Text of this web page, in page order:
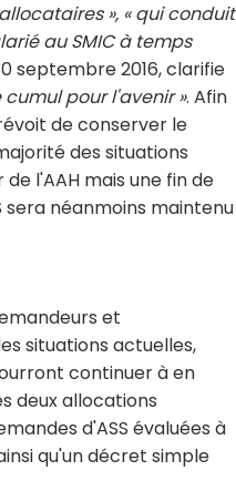
», « qui conduit
au SMIC à temps
septembre 2016, clarifie
pour l'avenir ». Afin
de conserver le
des situations
l'AAH mais une fin de
sera néanmoins maintenu
et
situations actuelles,
continuer à en
deux allocations
d'ASS évaluées à
qu'un décret simple